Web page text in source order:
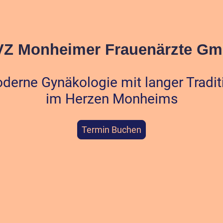
Monheimer Frauenärzte
Gynäkologie mit langer
im Herzen Monheims
Termin Buchen